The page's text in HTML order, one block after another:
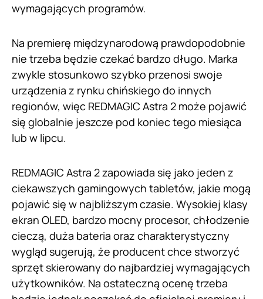
wymagających programów.
Na premierę międzynarodową prawdopodobnie
nie trzeba będzie czekać bardzo długo. Marka
zwykle stosunkowo szybko przenosi swoje
urządzenia z rynku chińskiego do innych
regionów, więc REDMAGIC Astra 2 może pojawić
się globalnie jeszcze pod koniec tego miesiąca
lub w lipcu.
REDMAGIC Astra 2 zapowiada się jako jeden z
ciekawszych gamingowych tabletów, jakie mogą
pojawić się w najbliższym czasie. Wysokiej klasy
ekran OLED, bardzo mocny procesor, chłodzenie
cieczą, duża bateria oraz charakterystyczny
wygląd sugerują, że producent chce stworzyć
sprzęt skierowany do najbardziej wymagających
użytkowników. Na ostateczną ocenę trzeba